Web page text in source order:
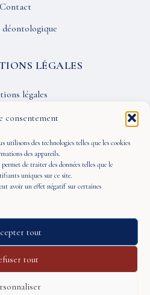
consentement
utilisons des technologies telles que les cookies
des appareils.
de traiter des données telles que le
uniques sur ce site.
avoir un effet négatif sur certaines
tout
tout
Contact
LÉGALES
légales
CGU
NOUS
Vue — Tous droits réservés